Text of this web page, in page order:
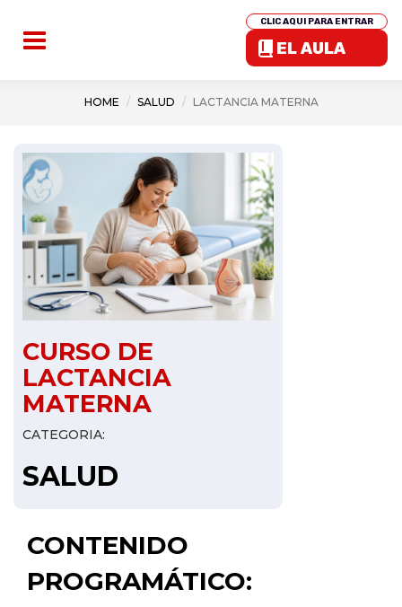
CLIC AQUI PARA ENTRAR
EL AULA
HOME SALUD LACTANCIA MATERNA
CURSO DE
LACTANCIA
MATERNA
CATEGORIA:
SALUD
CONTENIDO
PROGRAMÁTICO: